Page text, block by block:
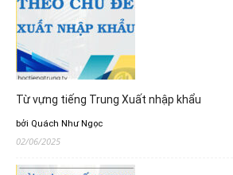
Từ vựng tiếng Trung Xuất nhập khẩu
bởi Quách Như Ngọc
02/06/2025